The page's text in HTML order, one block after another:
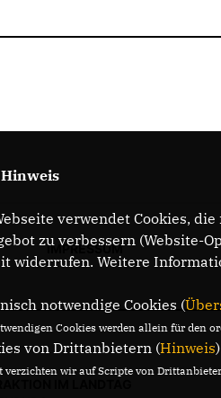
IMPRESSUM
verwendet Cookies,
zu verbessern (Website-
widerrufen. Weitere
notwendige Cookies (
Cookies werden allein für den
von Drittanbietern (Hinweis)
verzichten wir auf Scripte von